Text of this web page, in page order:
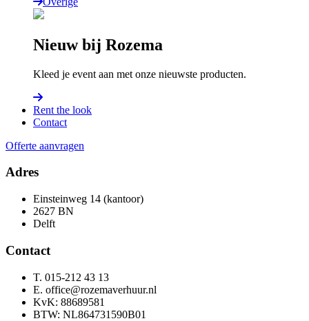
Nieuw bij Rozema
Kleed je event aan met onze nieuwste producten.
Rent the look
Contact
Offerte aanvragen
Adres
Einsteinweg 14 (kantoor)
2627 BN
Delft
Contact
T. 015-212 43 13
E. office@rozemaverhuur.nl
KvK: 88689581
BTW: NL864731590B01